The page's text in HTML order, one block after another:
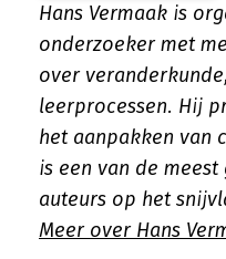
Hans Vermaak is
onderzoeker met
over
leerprocessen. Hij
het aanpakken van
is een van de
auteurs op het
Meer over Hans